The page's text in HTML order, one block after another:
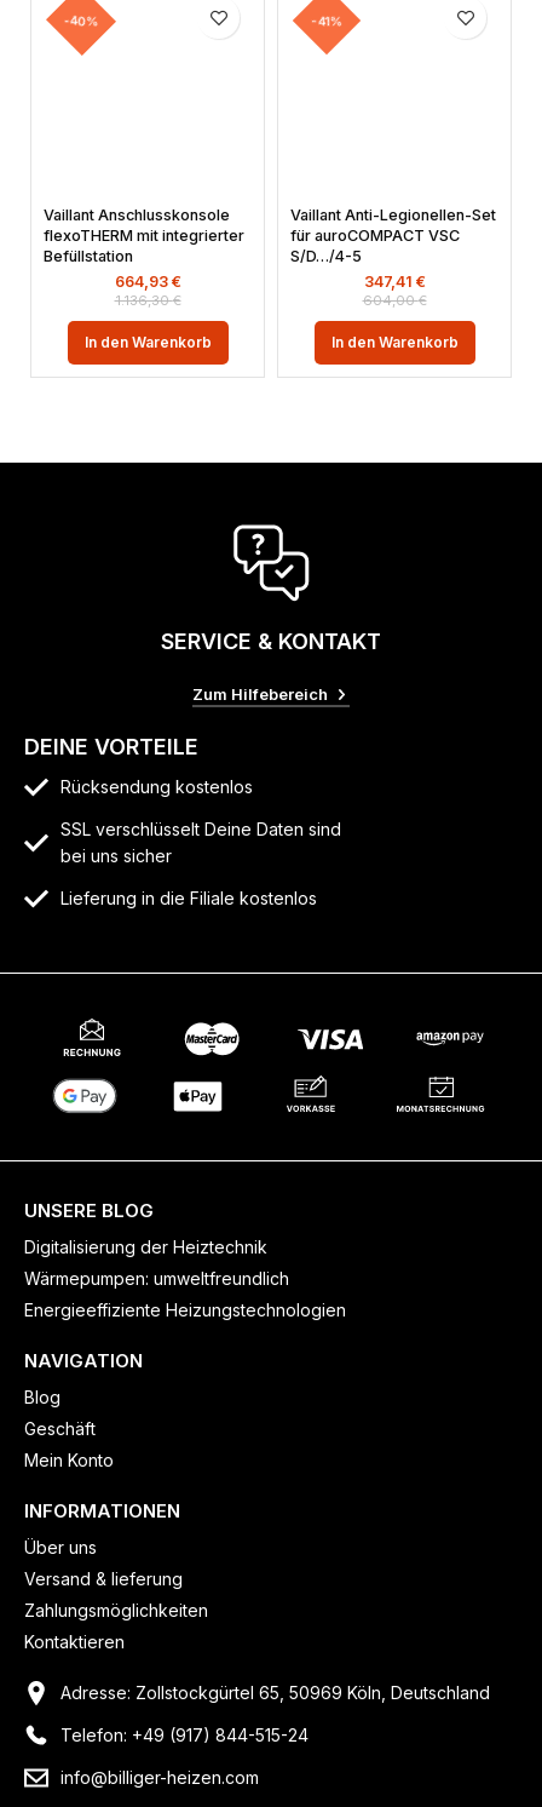
-40%
Vaillant Anschlusskonsole
flexoTHERM mit integrierter
Befüllstation
1.136,30€
664,93 €
In den Warenkorb
-41%
Vaillant Anti-Legionellen-Set
für auroCOMPACT VSC
S/D…/4-5
604,00€
347,41 €
In den Warenkorb
SERVICE & KONTAKT
Zum Hilfebereich
DEINE VORTEILE
Rücksendung kostenlos
SSL verschlüsselt Deine Daten sind
bei uns sicher
Lieferung in die Filiale kostenlos
UNSERE BLOG
Digitalisierung der Heiztechnik
Wärmepumpen: umweltfreundlich
Energieeffiziente Heizungstechnologien
NAVIGATION
Blog
Geschäft
Mein Konto
INFORMATIONEN
Über uns
Versand & lieferung
Zahlungsmöglichkeiten
Kontaktieren
Adresse: Zollstockgürtel 65, 50969 Köln, Deutschland
Telefon: +49 (917) 844-515-24
info@billiger-heizen.com